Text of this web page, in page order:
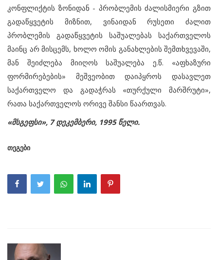
კონფლიქტის ზონიდან - პრობლემის ძალისმიერი გზით
გადაწყვეტის მიზნით, ვინაიდან რუსეთი ძალით
პრობლემის გადაწყვეტის საშუალებას საქართველოს
მაინც არ მისცემს, ხოლო ომის განახლების შემთხვევაში,
მან შეიძლება მიიღოს საშუალება ე.წ. «აფხაზური
ფორმირებების» მეშვეობით დაიპყროს დასავლეთ
საქართველო და გადაჭრას «თურქული მარშრუტი»,
რათა საქართველოს ორივე შანსი წაართვას.
«მსგეფსი», 7 დეკემბერი, 1995 წელი.
თეგები